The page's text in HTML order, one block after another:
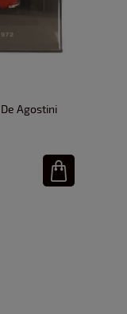
Agostini